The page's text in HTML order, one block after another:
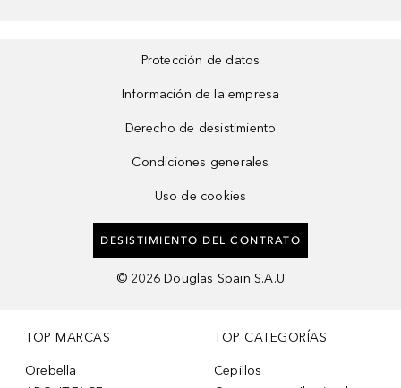
Protección de datos
Información de la empresa
Derecho de desistimiento
Condiciones generales
Uso de cookies
DESISTIMIENTO DEL CONTRATO
© 2026 Douglas Spain S.A.U
TOP MARCAS
Orebella
TOP CATEGORÍAS
Cepillos